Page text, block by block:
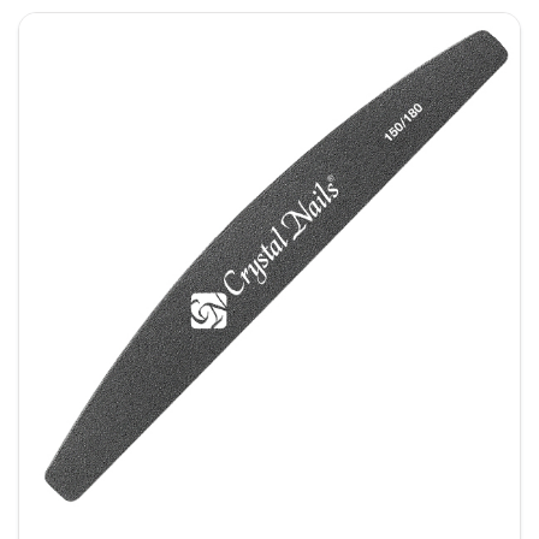
resultaten leveren die klanten keer op keer
80/120 roestvrijstalen vijl
combineert kracht, duurzaamheid en precisie.
Daarnaast maakt het ergonomische ontwerp de
vijl geschikt voor zowel nagelstudio’s als
thuisgebruik. Of je nu natuurlijke nagels
onderhoudt, inlay nails vormt of creatieve
designs maakt: met deze vijl werk je sneller,
efficiënter en met perfecte resultaten. Daarom is
dit een must-have voor iedere nagelprofessional.